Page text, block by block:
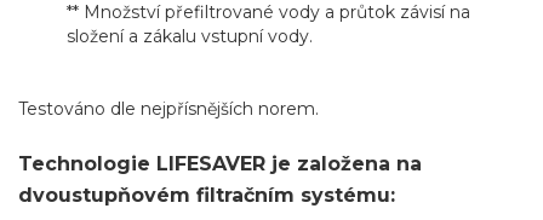
** Množství přefiltrované vody a průtok závisí na
složení a zákalu vstupní vody.
Testováno dle nejpřísnějších norem.
Technologie LIFESAVER je založena na
dvoustupňovém filtračním systému: